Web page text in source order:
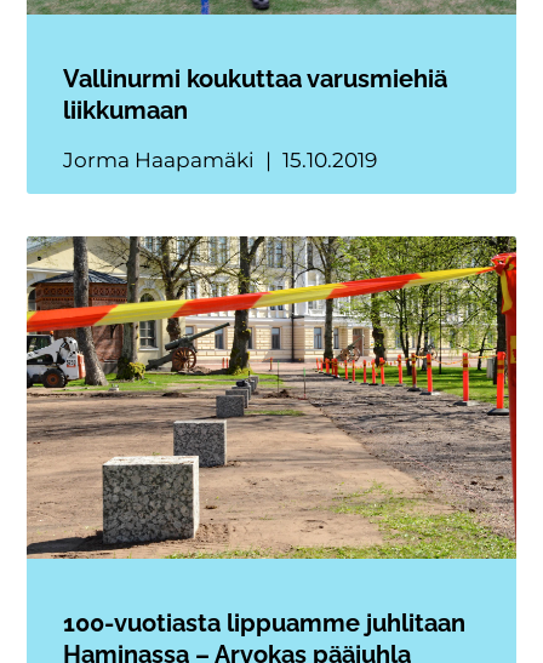
Vallinurmi koukuttaa varusmiehiä
liikkumaan
Jorma Haapamäki 15.10.2019
100-vuotiasta lippuamme juhlitaan
Haminassa – Arvokas pääjuhla